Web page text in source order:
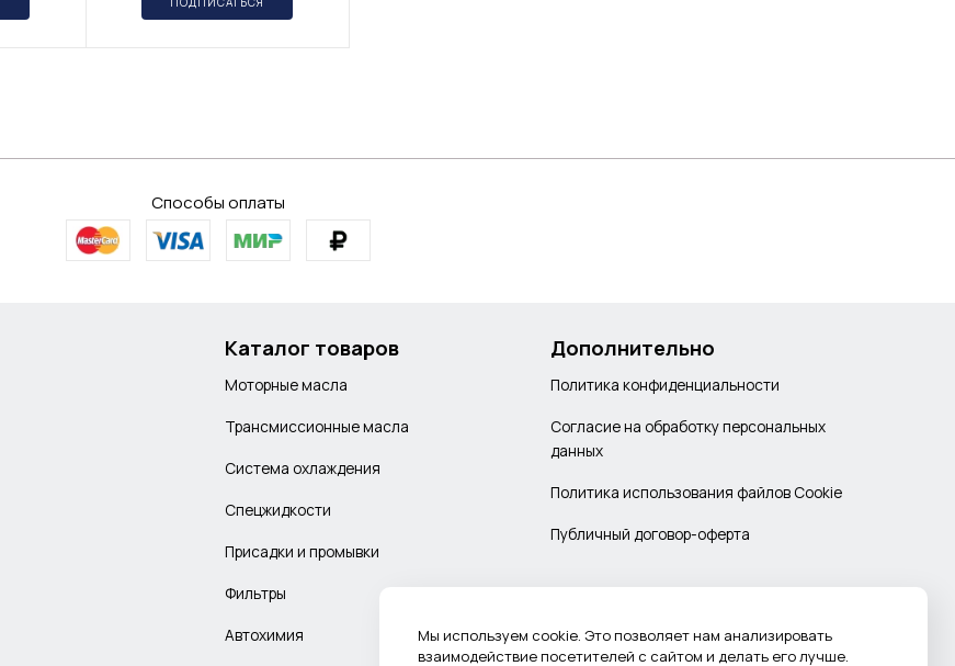
Способы оплаты
Каталог товаров
Моторные масла
Трансмиссионные масла
Система охлаждения
Спецжидкости
Присадки и промывки
Фильтры
Автохимия
Дополнительно
Политика конфиденциальности
Согласие на обработку персональных
данных
Политика использования файлов Cookie
Публичный договор-оферта
Мы используем cookie. Это позволяет нам анализировать
взаимодействие посетителей с сайтом и делать его лучше.